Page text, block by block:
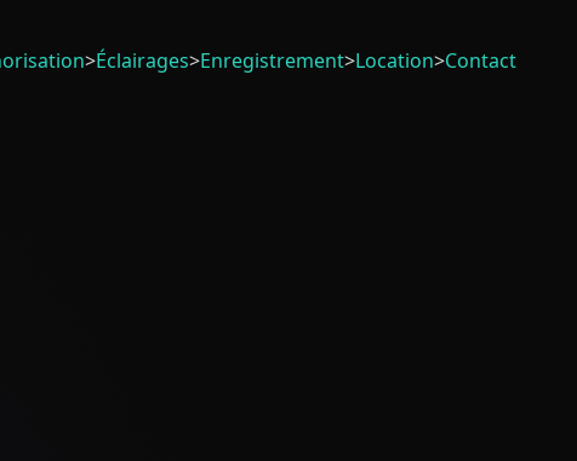
>Éclairages>Enregistrement>Location>Contact